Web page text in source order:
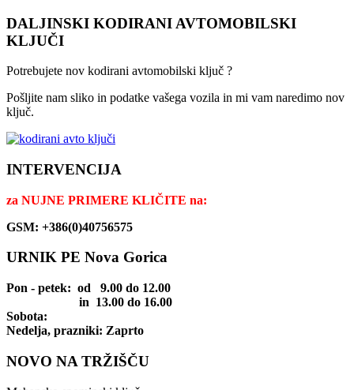
DALJINSKI KODIRANI AVTOMOBILSKI
KLJUČI
Potrebujete nov kodirani avtomobilski ključ ?
Pošljite nam sliko in podatke vašega vozila in mi vam naredimo nov
ključ.
INTERVENCIJA
za NUJNE PRIMERE KLIČITE na:
GSM: +386(0)40756575
URNIK PE Nova Gorica
Pon - petek: od 9.00 do 12.00
in 13.00 do 16.00
Sobota:
Nedelja, prazniki: Zaprto
NOVO NA TRŽIŠČU